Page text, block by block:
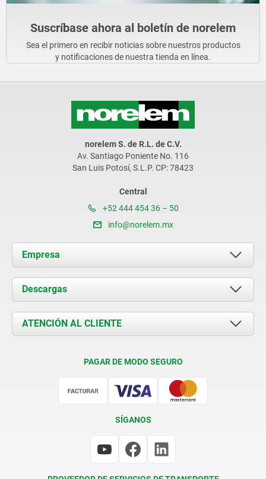
Suscríbase ahora al boletín de norelem
Sea el primero en recibir noticias sobre nuestros productos
y notificaciones de nuestra tienda en línea.
norelem S. de R.L. de C.V.
Av. Santiago Poniente No. 116
San Luis Potosí, S.L.P. CP: 78423
Central
+52 444 454 36 – 50
info@norelem.mx
Empresa
Acerca de nosotros
Novedades
Contacto
Descargas
Documents
ATENCIÓN AL CLIENTE
PAGAR DE MODO SEGURO
SÍGANOS